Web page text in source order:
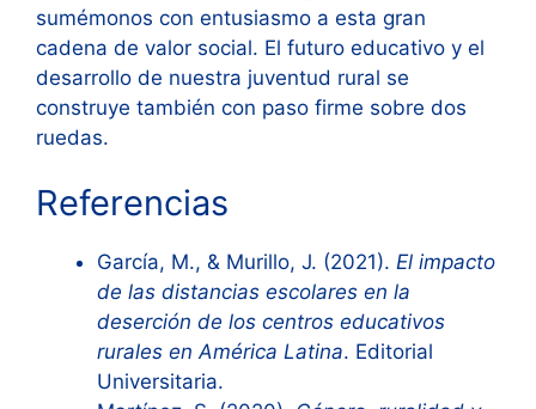
sumémonos con entusiasmo a esta gran
cadena de valor social. El futuro educativo y el
desarrollo de nuestra juventud rural se
construye también con paso firme sobre dos
ruedas.
Referencias
García, M., & Murillo, J. (2021). El impacto
de las distancias escolares en la
deserción de los centros educativos
rurales en América Latina. Editorial
Universitaria.